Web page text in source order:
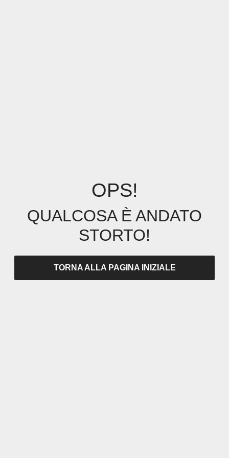
OPS!
QUALCOSA È ANDATO
STORTO!
TORNA ALLA PAGINA INIZIALE